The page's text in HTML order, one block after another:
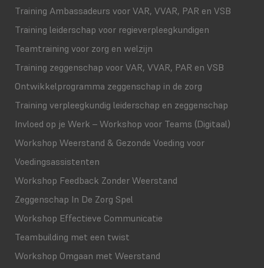
Training Ambassadeurs voor VAR, VVAR, PAR en VSB
Training leiderschap voor regieverpleegkundigen
Teamtraining voor zorg en welzijn
Training zeggenschap voor VAR, VVAR, PAR en VSB
Ontwikkelprogramma zeggenschap in de zorg
Training verpleegkundig leiderschap en zeggenschap
Invloed op je Werk – Workshop voor Teams (Digitaal)
Workshop Weerstand & Gezonde Voeding voor
Voedingsassistenten
Workshop Feedback Zonder Weerstand
Zeggenschap In De Zorg Spel
Workshop Effectieve Communicatie
Teambuilding met een twist
Workshop Omgaan met Weerstand